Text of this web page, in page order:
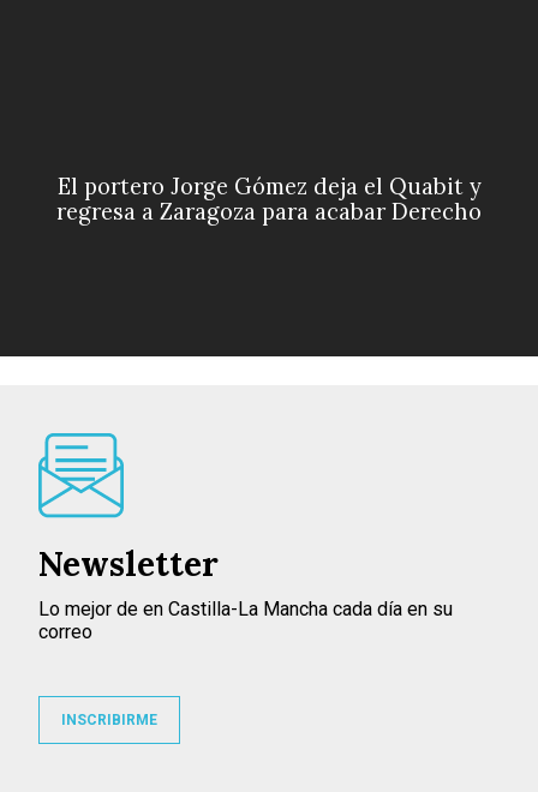
El portero Jorge Gómez deja el Quabit y
regresa a Zaragoza para acabar Derecho
Newsletter
Lo mejor de en Castilla-La Mancha cada día en su
correo
INSCRIBIRME